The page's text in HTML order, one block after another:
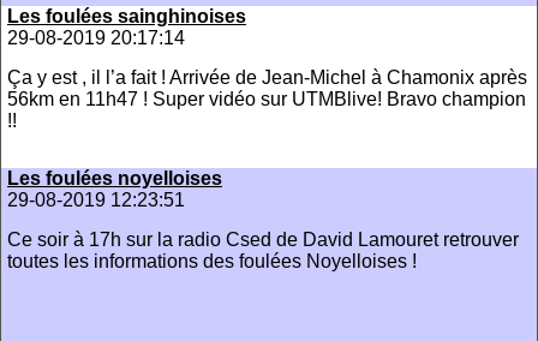
Les foulées sainghinoises
29-08-2019 20:17:14
Ça y est , il l’a fait ! Arrivée de Jean-Michel à Chamonix après
56km en 11h47 ! Super vidéo sur UTMBlive! Bravo champion
!!
Les foulées noyelloises
29-08-2019 12:23:51
Ce soir à 17h sur la radio Csed de David Lamouret retrouver
toutes les informations des foulées Noyelloises !